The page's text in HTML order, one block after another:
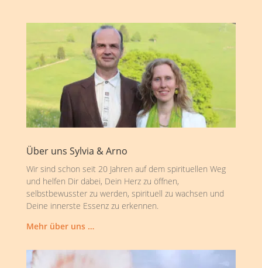
Über uns Sylvia & Arno
Wir sind schon seit 20 Jahren auf dem spirituellen Weg
und helfen Dir dabei, Dein Herz zu öffnen,
selbstbewusster zu werden, spirituell zu wachsen und
Deine innerste Essenz zu erkennen.
Mehr über uns …